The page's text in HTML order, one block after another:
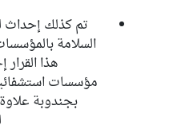
تم كذلك إحداث
السلامة
هذا
مؤسسات
بجندوبة